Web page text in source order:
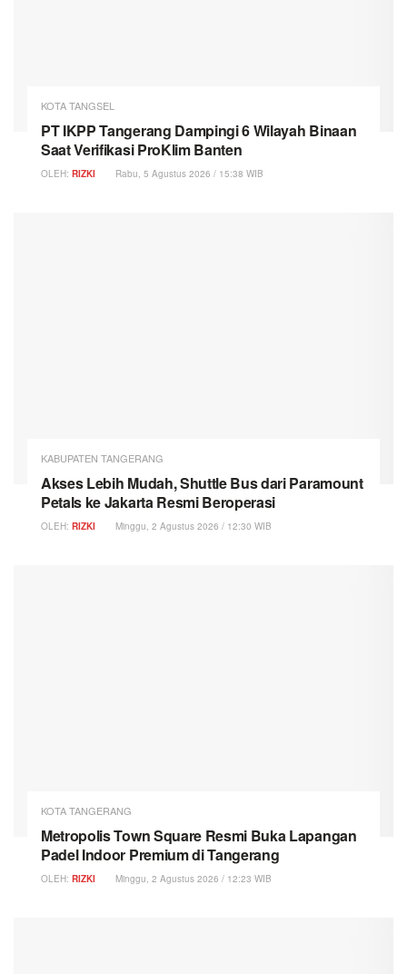
KOTA TANGSEL
PT IKPP Tangerang Dampingi 6 Wilayah Binaan
Saat Verifikasi ProKlim Banten
OLEH: RIZKI Rabu, 5 Agustus 2026 / 15:38 WIB
KABUPATEN TANGERANG
Akses Lebih Mudah, Shuttle Bus dari Paramount
Petals ke Jakarta Resmi Beroperasi
OLEH: RIZKI Minggu, 2 Agustus 2026 / 12:30 WIB
KOTA TANGERANG
Metropolis Town Square Resmi Buka Lapangan
Padel Indoor Premium di Tangerang
OLEH: RIZKI Minggu, 2 Agustus 2026 / 12:23 WIB